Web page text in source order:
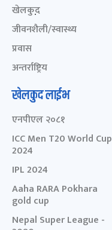
खेलकुद़़
जीवनशैली/स्वास्थ्य
प्रवास
अन्तर्राष्ट्रिय
खेलकुद लाईभ
एनपीएल २०८१
ICC Men T20 World Cup
2024
IPL 2024
Aaha RARA Pokhara
gold cup
Nepal Super League -